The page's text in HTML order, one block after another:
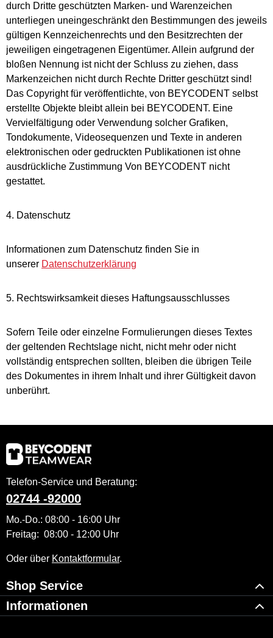
durch Dritte geschützten Marken- und Warenzeichen
unterliegen uneingeschränkt den Bestimmungen des jeweils
gültigen Kennzeichenrechts und den Besitzrechten der
jeweiligen eingetragenen Eigentümer. Allein aufgrund der
bloßen Nennung ist nicht der Schluss zu ziehen, dass
Markenzeichen nicht durch Rechte Dritter geschützt sind!
Das Copyright für veröffentlichte, von BEYCODENT selbst
erstellte Objekte bleibt allein bei BEYCODENT. Eine
Vervielfältigung oder Verwendung solcher Grafiken,
Tondokumente, Videosequenzen und Texte in anderen
elektronischen oder gedruckten Publikationen ist ohne
ausdrückliche Zustimmung Von BEYCODENT nicht
gestattet.
4. Datenschutz
Informationen zum Datenschutz finden Sie in
unserer Datenschutzerklärung
5. Rechtswirksamkeit dieses Haftungsausschlusses
Sofern Teile oder einzelne Formulierungen dieses Textes
der geltenden Rechtslage nicht, nicht mehr oder nicht
vollständig entsprechen sollten, bleiben die übrigen Teile
des Dokumentes in ihrem Inhalt und ihrer Gültigkeit davon
unberührt.
Telefon-Service und Beratung:
02744 -92000
Mo.-Do.: 08:00 - 16:00 Uhr
Freitag: 08:00 - 12:00 Uhr
Oder über Kontaktformular.
Shop Service
Informationen